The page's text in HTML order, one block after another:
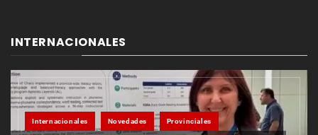
INTERNACIONALES
Internacionales Novedades Provinciales